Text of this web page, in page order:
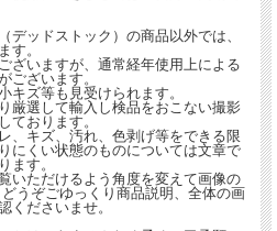
デッドストック）の商品以外では、
す。
ざいますが、通常経年使用上による
ございます。
キズ等も見受けられます。
厳選して輸入し検品をおこない撮影
ております。
、キズ、汚れ、色剥げ等をできる限
にくい状態のものについては文章で
ます。
いただけるよう角度を変えて画像の
うぞごゆっくり商品説明、全体の画
くださいませ。